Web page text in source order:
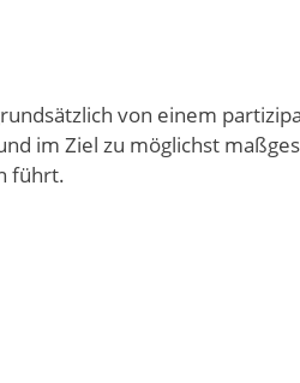
von einem
im Ziel zu möglichst
führt.